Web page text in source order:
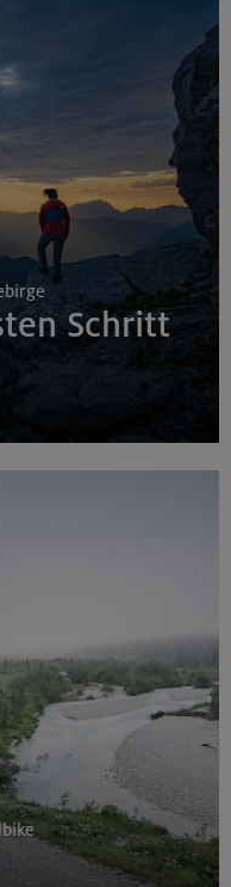
Schritt